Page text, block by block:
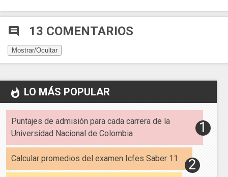
comment 13 COMENTARIOS
Mostrar/Ocultar
whatshot LO MÁS POPULAR
Puntajes de admisión para cada carrera de la
Universidad Nacional de Colombia
Calcular promedios del examen Icfes Saber 11